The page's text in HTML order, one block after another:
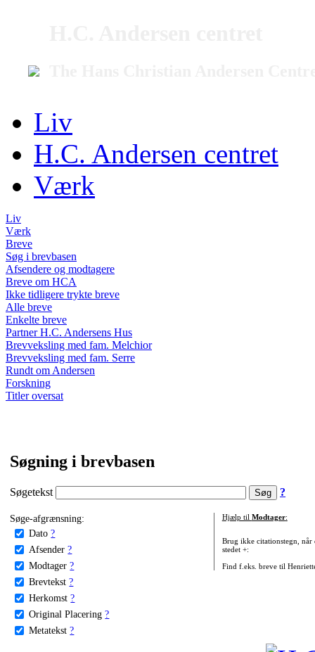
Liv
H.C. Andersen centret
Værk
Liv
Værk
Breve
Søg i brevbasen
Afsendere og modtagere
Breve om HCA
Ikke tidligere trykte breve
Alle breve
Enkelte breve
Partner H.C. Andersens Hus
Brevveksling med fam. Melchior
Brevveksling med fam. Serre
Rundt om Andersen
Forskning
Titler oversat
Søgning i brevbasen
Søgetekst ?
Søge-afgrænsning:
Dato ?
Afsender ?
Modtager ?
Brevtekst ?
Herkomst ?
Original Placering ?
Metatekst ?
Hjælp til Modtager:
Brug ikke citationstegn, når
stedet +:
Find f.eks. breve til